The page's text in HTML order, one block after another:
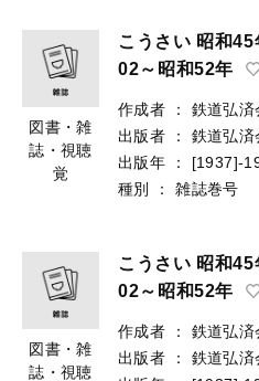
図書・雑
誌・視聴
覚
こうさい 昭和
02～昭和52年
作成者 ：
鉄道弘済
出版者
：
鉄道弘済
出版年
：
[1937]-
種別
： 雑誌巻号
図書・雑
誌・視聴
こうさい 昭和
02～昭和52年
作成者 ：
鉄道弘済
出版者
：
鉄道弘済